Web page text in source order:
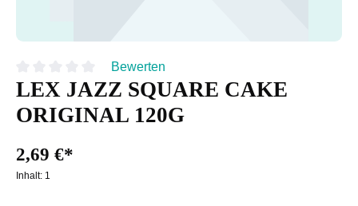
Durchschnittliche Bewertung von 0 von 5 Sternen
Bewerten
LEX JAZZ SQUARE CAKE
ORIGINAL 120G
2,69 €*
Inhalt: 1